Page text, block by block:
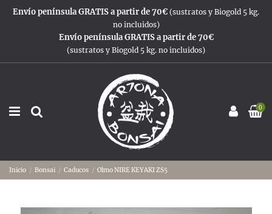
Envío península GRATIS a partir de 70€ (sustratos y Biogold 5 kg.
no incluidos)
Envío península GRATIS a partir de 70€
(sustratos y Biogold 5 kg. no incluidos)
0
Inicio Bonsai Caducos Olmo NIRE KEYAKI ZS5